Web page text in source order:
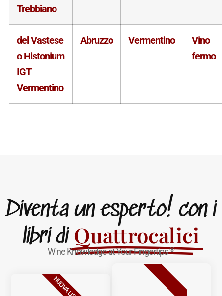
Trebbiano
del Vastese
o Histonium
IGT
Vermentino
Abruzzo Vermentino
Vino
fermo
Diventa un esperto! con i
libri di Quattrocalici
Wine Knowledge at Your Fingertips®
BESTSELLER